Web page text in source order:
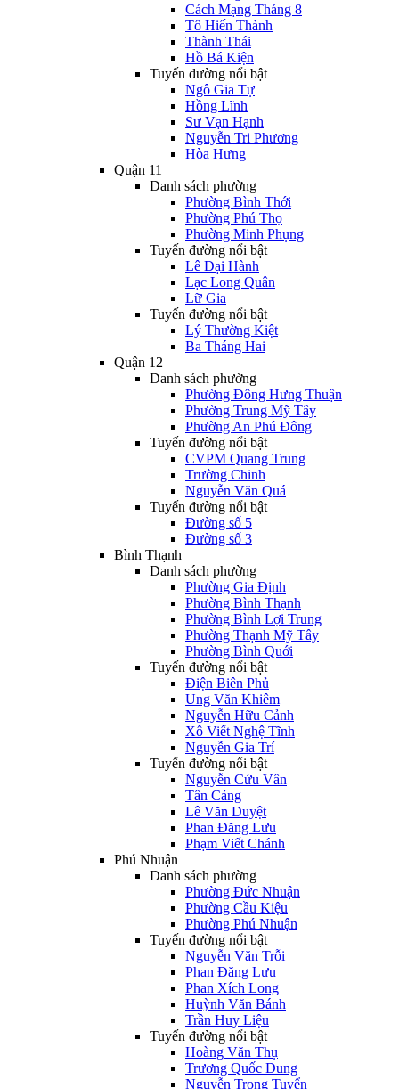
Cách Mạng Tháng 8
Tô Hiến Thành
Thành Thái
Hồ Bá Kiện
Tuyến đường nổi bật
Ngô Gia Tự
Hồng Lĩnh
Sư Vạn Hạnh
Nguyễn Tri Phương
Hòa Hưng
Quận 11
Danh sách phường
Phường Bình Thới
Phường Phú Thọ
Phường Minh Phụng
Tuyến đường nổi bật
Lê Đại Hành
Lạc Long Quân
Lữ Gia
Tuyến đường nổi bật
Lý Thường Kiệt
Ba Tháng Hai
Quận 12
Danh sách phường
Phường Đông Hưng Thuận
Phường Trung Mỹ Tây
Phường An Phú Đông
Tuyến đường nổi bật
CVPM Quang Trung
Trường Chinh
Nguyễn Văn Quá
Tuyến đường nổi bật
Đường số 5
Đường số 3
Bình Thạnh
Danh sách phường
Phường Gia Định
Phường Bình Thạnh
Phường Bình Lợi Trung
Phường Thạnh Mỹ Tây
Phường Bình Quới
Tuyến đường nổi bật
Điện Biên Phủ
Ung Văn Khiêm
Nguyễn Hữu Cảnh
Xô Viết Nghệ Tĩnh
Nguyễn Gia Trí
Tuyến đường nổi bật
Nguyễn Cửu Vân
Tân Cảng
Lê Văn Duyệt
Phan Đăng Lưu
Phạm Viết Chánh
Phú Nhuận
Danh sách phường
Phường Đức Nhuận
Phường Cầu Kiệu
Phường Phú Nhuận
Tuyến đường nổi bật
Nguyễn Văn Trỗi
Phan Đăng Lưu
Phan Xích Long
Huỳnh Văn Bánh
Trần Huy Liệu
Tuyến đường nổi bật
Hoàng Văn Thụ
Trương Quốc Dung
Nguyễn Trọng Tuyển